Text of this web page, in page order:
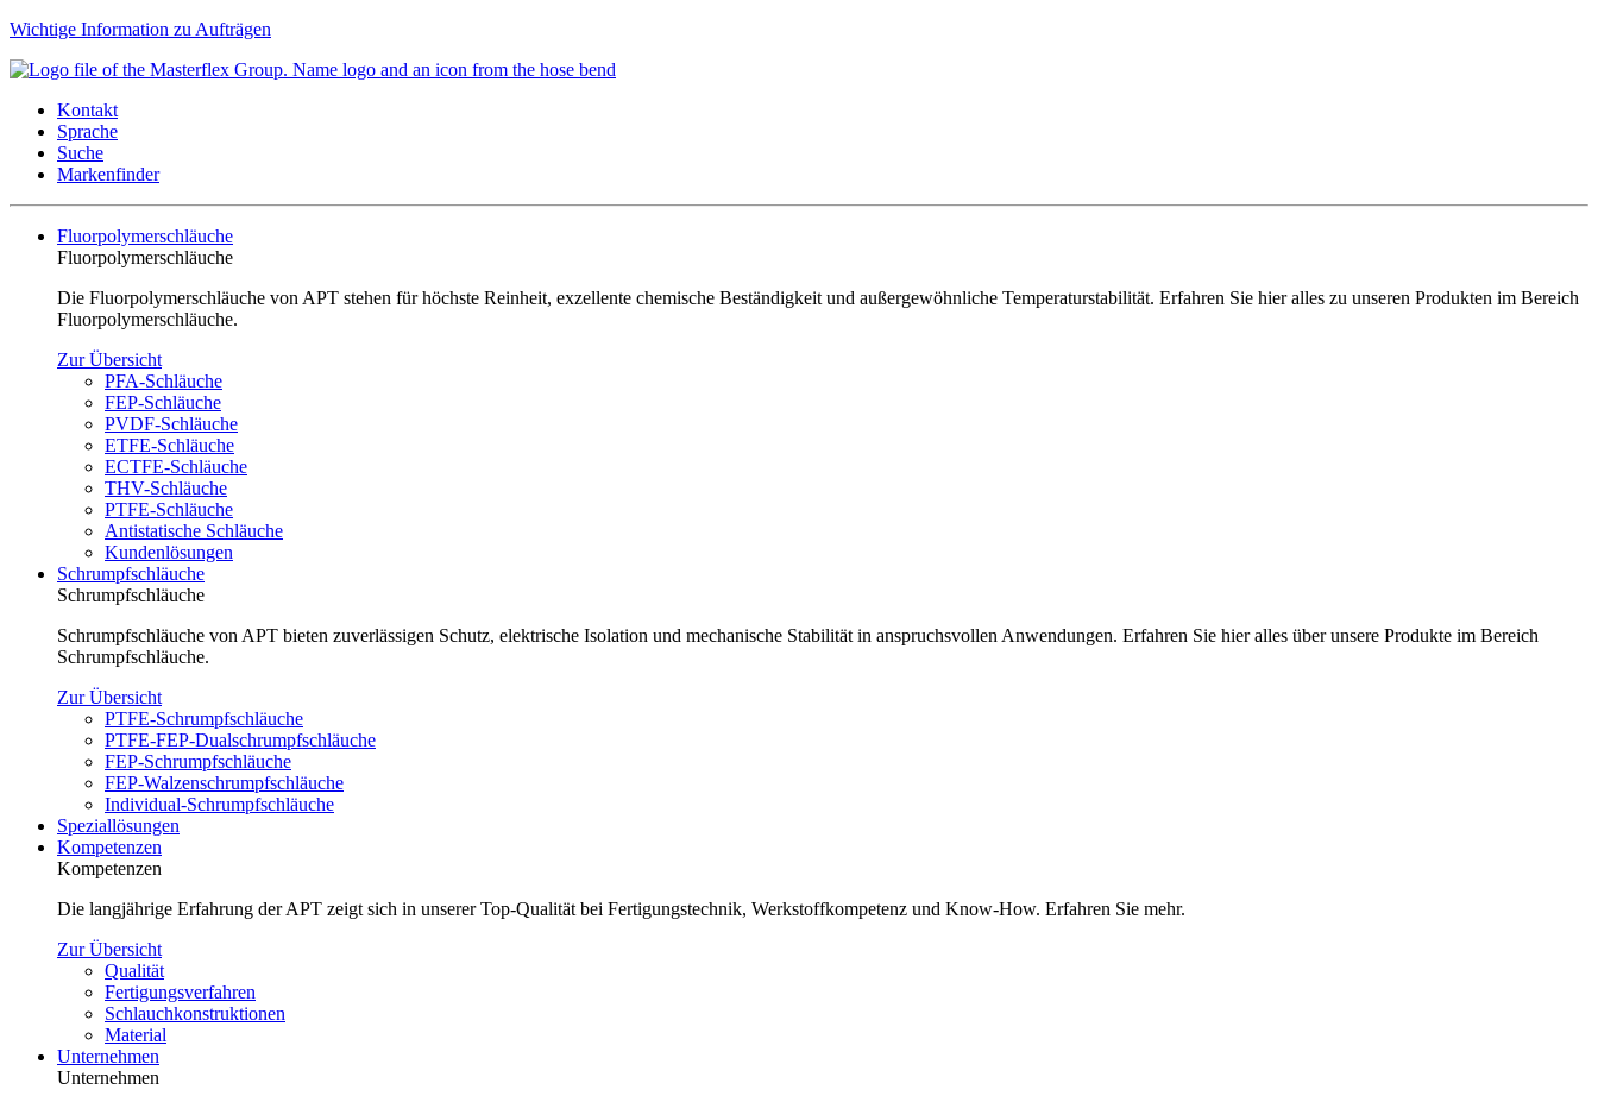
Wichtige Information zu Aufträgen
Kontakt
Sprache
Suche
Markenfinder
Fluorpolymerschläuche
Fluorpolymerschläuche
Die Fluorpolymerschläuche von APT stehen für höchste Reinheit, exzellente chemische Beständigkeit und außergewöhnliche Temperaturstabilität. Erfahren Sie hier alles zu unseren Produkten im Bereich
Fluorpolymerschläuche.
Zur Übersicht
PFA-Schläuche
FEP-Schläuche
PVDF-Schläuche
ETFE-Schläuche
ECTFE-Schläuche
THV-Schläuche
PTFE-Schläuche
Antistatische Schläuche
Kundenlösungen
Schrumpfschläuche
Schrumpfschläuche
Schrumpfschläuche von APT bieten zuverlässigen Schutz, elektrische Isolation und mechanische Stabilität in anspruchsvollen Anwendungen. Erfahren Sie hier alles über unsere Produkte im Bereich
Schrumpfschläuche.
Zur Übersicht
PTFE-Schrumpfschläuche
PTFE-FEP-Dualschrumpfschläuche
FEP-Schrumpfschläuche
FEP-Walzenschrumpfschläuche
Individual-Schrumpfschläuche
Speziallösungen
Kompetenzen
Kompetenzen
Die langjährige Erfahrung der APT zeigt sich in unserer Top-Qualität bei Fertigungstechnik, Werkstoffkompetenz und Know-How. Erfahren Sie mehr.
Zur Übersicht
Qualität
Fertigungsverfahren
Schlauchkonstruktionen
Material
Unternehmen
Unternehmen